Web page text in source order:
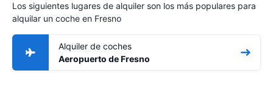
Los siguientes lugares de alquiler son los más populares para
alquilar un coche en Fresno
Alquiler de coches
Aeropuerto de Fresno